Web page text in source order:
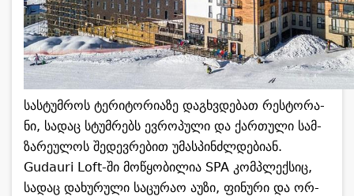
სას­ტუმ­როს ტე­რი­ტო­რი­ა­ზე დაგ­ხვდე­ბათ რეს­ტო­რა­
ნი, სა­დაც სტუმ­რებს ევ­რო­პუ­ლი და ქარ­თუ­ლი სამ­
ზა­რე­უ­ლოს შე­დევ­რე­ბით უმას­პინ­ძლდე­ბი­ან.
Gudauri Loft-ში მო­წყო­ბი­ლია SPA კომ­პლექ­სიც,
სა­დაც და­ხუ­რუ­ლი სა­ცუ­რაო აუზი, ფი­ნუ­რი და ორ­